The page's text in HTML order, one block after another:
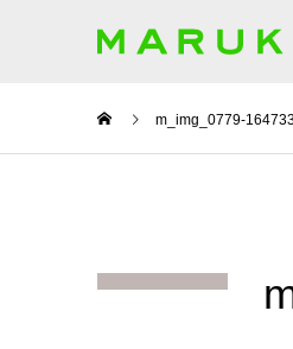
m_img_0779-